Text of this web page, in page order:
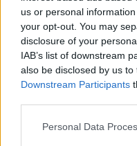
us or personal
your opt-out. You may
disclosure of your
IAB’s list of downstream
also be disclosed by us
Downstream Participants
Personal Data
Χριστίνα Τσάφου: «Η
είναι πάντα οικογένειά
τραγούδι το έγραψα
Σέρρες: «Δεν ήταν
πραγματογνώμονα